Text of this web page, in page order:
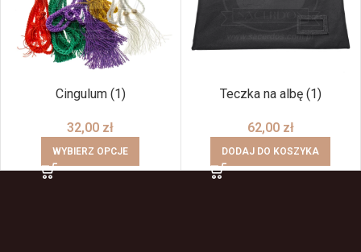
Cingulum (1)
32,00 zł
WYBIERZ OPCJE
Teczka na albę (1)
62,00 zł
DODAJ DO KOSZYKA